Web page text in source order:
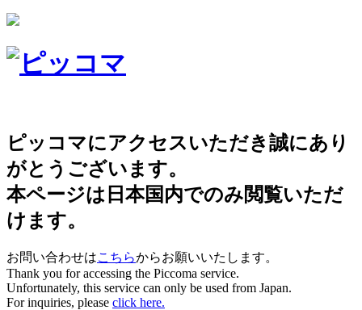
ピッコマにアクセスいただき誠にあり
がとうございます。
本ページは日本国内でのみ閲覧いただ
けます。
お問い合わせはこちらからお願いいたします。
Thank you for accessing the Piccoma service.
Unfortunately, this service can only be used from Japan.
For inquiries, please click here.